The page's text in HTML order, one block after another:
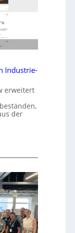
Industrie-
erweitert
der